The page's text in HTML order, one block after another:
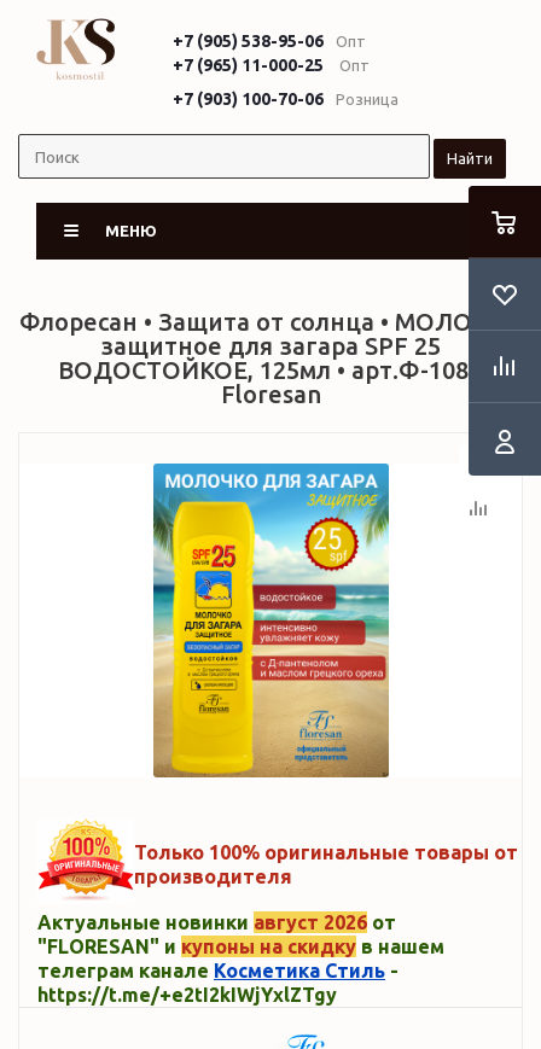
+7 (905) 538-95-06 Опт
+7 (965) 11-000-25 Опт
+7 (903) 100-70-06 Розница
Найти
МЕНЮ
Флоресан • Защита от солнца • МОЛОЧКО
защитное для загара SPF 25
ВОДОСТОЙКОЕ, 125мл • арт.Ф-108 •
Floresan
Только 100% оригинальные товары от
производителя
Актуальные новинки август 2026 от
"FLORESAN" и купоны на скидку в нашем
телеграм канале Косметика Стиль -
https://t.me/+e2tI2kIWjYxlZTgy